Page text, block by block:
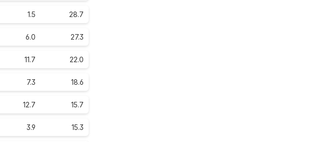
1.5 28.7
6.0 27.3
11.7 22.0
7.3 18.6
12.7 15.7
3.9 15.3